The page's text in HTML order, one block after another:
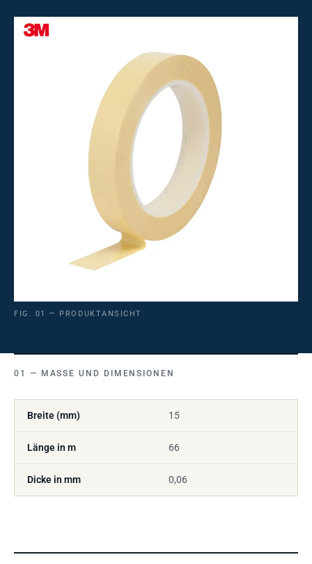
FIG. 01 — PRODUKTANSICHT
MASSE UND DIMENSIONEN
Breite (mm) 15
Länge in m 66
Dicke in mm 0,06